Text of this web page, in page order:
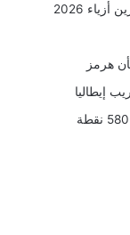
2026
هرمز
إيطاليا